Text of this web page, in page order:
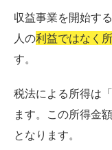
収益事業を開始す
人の利益ではなく
す。
税法による所得は
ます。この所得金
となります。